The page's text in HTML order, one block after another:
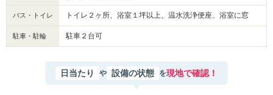
バス・トイレ トイレ２ヶ所、浴室１坪以上、温水洗浄便座、浴室に窓
駐車・駐輪 駐車２台可
日当たり や 設備の状態 を現地で確認！